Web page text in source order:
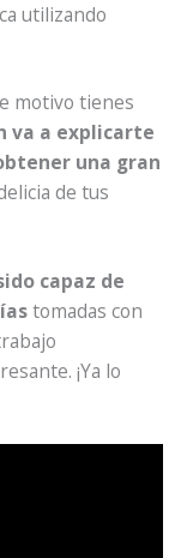
utilizando
motivo tienes
va a explicarte
una gran
de tus
capaz de
tomadas con
¡Ya lo